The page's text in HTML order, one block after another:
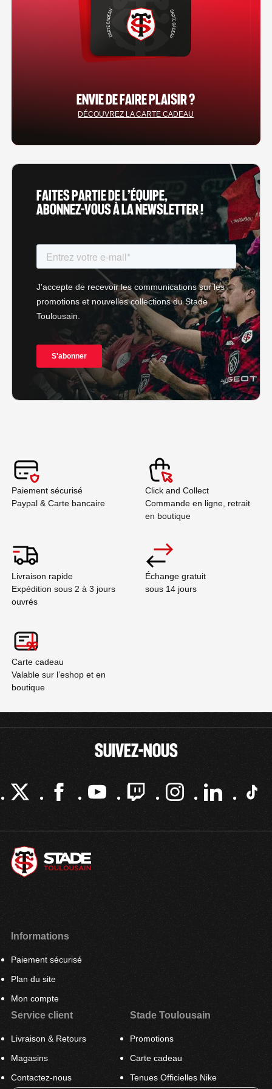
ENVIE DE FAIRE PLAISIR ?
DÉCOUVREZ LA CARTE CADEAU
FAITES PARTIE DE L’ÉQUIPE,
ABONNEZ-VOUS À LA NEWSLETTER !
Paiement sécurisé
Paypal & Carte bancaire
Click and Collect
Commande en ligne, retrait
en boutique
Livraison rapide
Expédition sous 2 à 3 jours
ouvrés
Échange gratuit
sous 14 jours
Carte cadeau
Valable sur l’eshop et en
boutique
SUIVEZ-NOUS
Informations
Paiement sécurisé
Plan du site
Mon compte
Service client
Livraison & Retours
Magasins
Contactez-nous
Stade Toulousain
Promotions
Carte cadeau
Tenues Officielles Nike